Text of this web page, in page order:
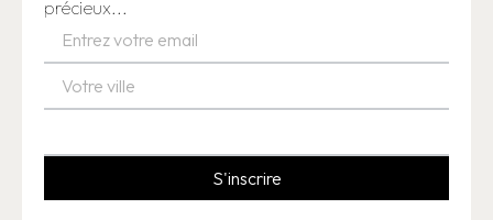
précieux...
S'inscrire